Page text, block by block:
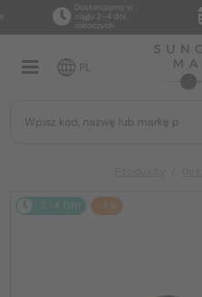
Dostarczymy w
ciągu 2–4 dni
roboczych
PL
2-4 DNI -5%